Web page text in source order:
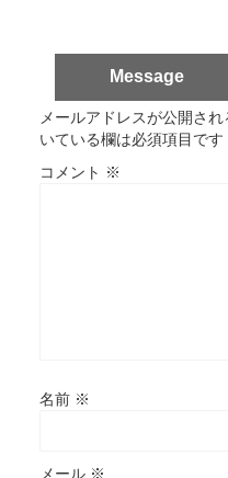
Message
メールアドレスが公開され
いている欄は必須項目です
コメント ※
名前 ※
メール ※